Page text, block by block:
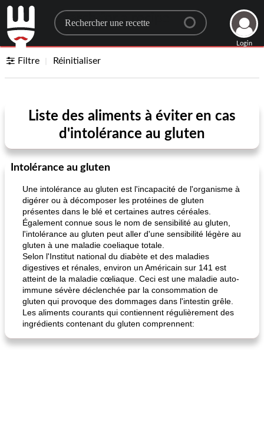
Search for a recipe
Login
Filtre Réinitialiser
Liste des aliments à éviter en cas
d'intolérance au gluten
Intolérance au gluten
Une intolérance au gluten est l'incapacité de l'organisme à
digérer ou à décomposer les protéines de gluten
présentes dans le blé et certaines autres céréales.
Également connue sous le nom de sensibilité au gluten,
l'intolérance au gluten peut aller d'une sensibilité légère au
gluten à une maladie coeliaque totale.
Selon l'Institut national du diabète et des maladies
digestives et rénales, environ un Américain sur 141 est
atteint de la maladie cœliaque. Ceci est une maladie auto-
immune sévère déclenchée par la consommation de
gluten qui provoque des dommages dans l'intestin grêle.
Les aliments courants qui contiennent régulièrement des
ingrédients contenant du gluten comprennent: